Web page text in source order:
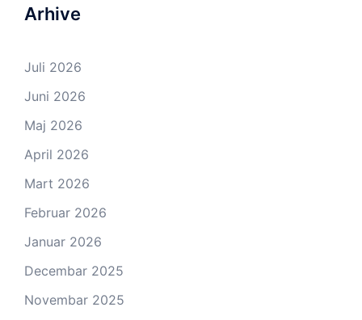
Arhive
Juli 2026
Juni 2026
Maj 2026
April 2026
Mart 2026
Februar 2026
Januar 2026
Decembar 2025
Novembar 2025